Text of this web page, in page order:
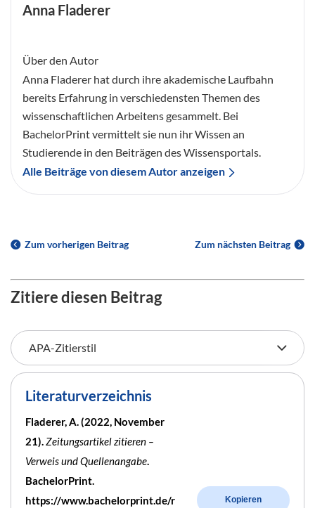
Anna Fladerer
Über den Autor
Anna Fladerer hat durch ihre akademische Laufbahn
bereits Erfahrung in verschiedensten Themen des
wissenschaftlichen Arbeitens gesammelt. Bei
BachelorPrint vermittelt sie nun ihr Wissen an
Studierende in den Beiträgen des Wissensportals.
Alle Beiträge von diesem Autor anzeigen
Zum vorherigen Beitrag Zum nächsten Beitrag
Zitiere diesen Beitrag
Literaturverzeichnis
Fladerer, A. (2022, November
21).Zeitungsartikel zitieren –
Verweis und Quellenangabe.
BachelorPrint.
https://www.bachelorprint.de/r
Kopieren